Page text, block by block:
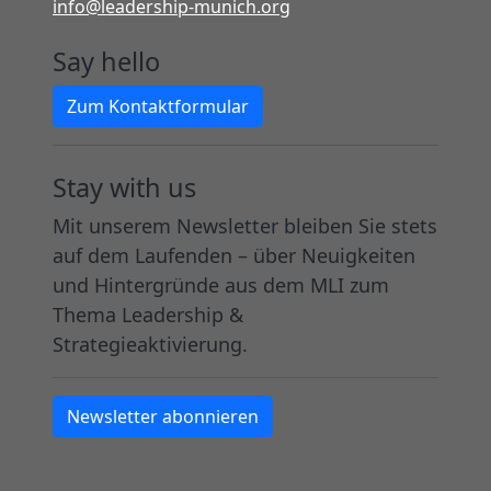
info@leadership-munich.org
Say hello
Zum Kontaktformular
Stay with us
Mit unserem Newsletter bleiben Sie stets
auf dem Laufenden – über Neuigkeiten
und Hintergründe aus dem MLI zum
Thema Leadership &
Strategieaktivierung.
Newsletter abonnieren